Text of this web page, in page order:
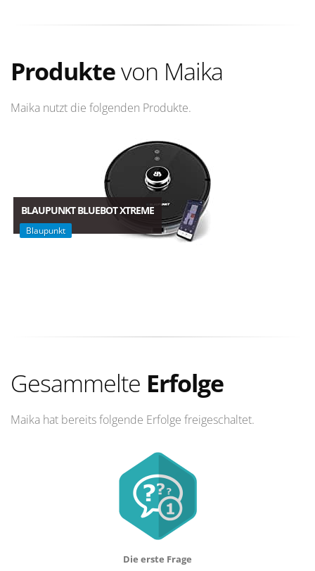
Produktevon Maika
Maika nutzt die folgenden Produkte.
BLAUPUNKT BLUEBOT XTREME
Blaupunkt
Gesammelte Erfolge
Maika hat bereits folgende Erfolge freigeschaltet.
Die erste Frage